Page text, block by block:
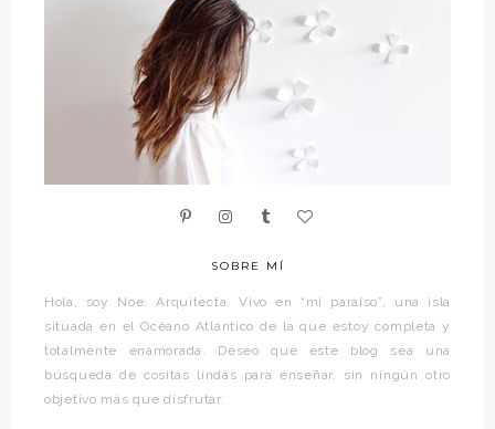
SOBRE MÍ
Hola, soy Noe. Arquitecta. Vivo en “mi paraíso”, una isla
situada en el Océano Atlántico de la que estoy completa y
totalmente enamorada. Deseo que este blog sea una
búsqueda de cositas lindas para enseñar, sin ningún otro
objetivo más que disfrutar.